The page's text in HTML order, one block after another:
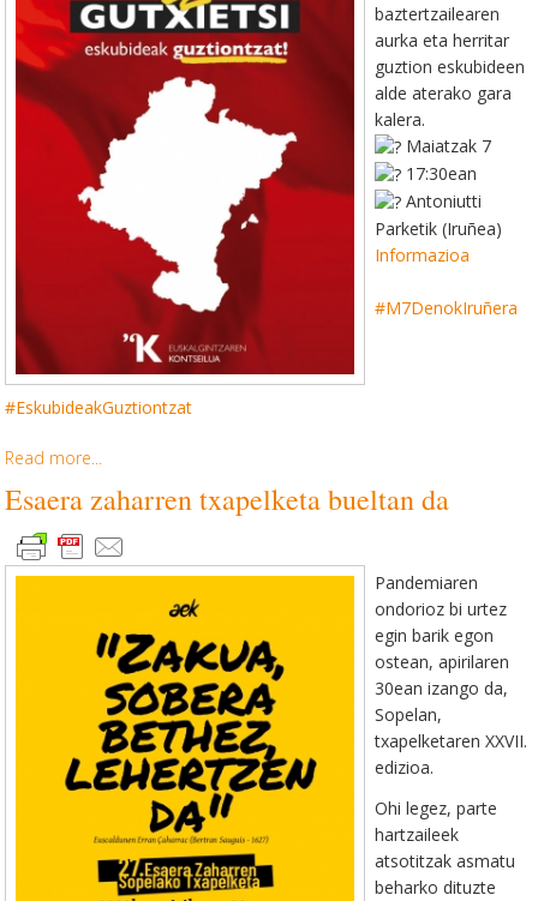
baztertzailearen
aurka eta herritar
guztion eskubideen
alde aterako gara
kalera.
Maiatzak 7
17:30ean
Antoniutti
Parketik (Iruñea)
Informazioa
#M7DenokIruñera
#EskubideakGuztiontzat
Read more...
Esaera zaharren txapelketa bueltan da
Pandemiaren
ondorioz bi urtez
egin barik egon
ostean, apirilaren
30ean izango da,
Sopelan,
txapelketaren XXVII.
edizioa.
Ohi legez, parte
hartzaileek
atsotitzak asmatu
beharko dituzte